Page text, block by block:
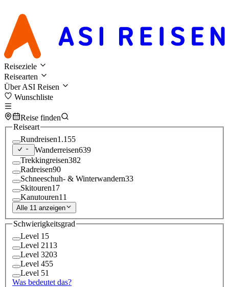
Reiseziele
Reisearten
Über ASI Reisen
Wunschliste
Reise finden
Reiseart
Rundreisen1.155
Wanderreisen639
Trekkingreisen382
Radreisen90
Schneeschuh- & Winterwandern33
Skitouren17
Kanutouren11
Alle 11 anzeigen
Schwierigkeitsgrad
Level 1 5
Level 2113
Level 3203
Level 455
Level 51
Was bedeutet das?